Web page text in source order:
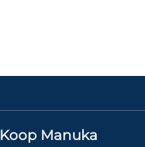
Koop Manuka